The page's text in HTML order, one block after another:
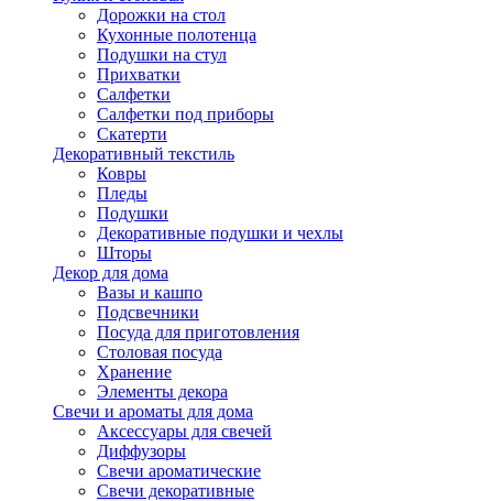
Дорожки на стол
Кухонные полотенца
Подушки на стул
Прихватки
Салфетки
Салфетки под приборы
Скатерти
Декоративный текстиль
Ковры
Пледы
Подушки
Декоративные подушки и чехлы
Шторы
Декор для дома
Вазы и кашпо
Подсвечники
Посуда для приготовления
Столовая посуда
Хранение
Элементы декора
Свечи и ароматы для дома
Аксессуары для свечей
Диффузоры
Свечи ароматические
Свечи декоративные